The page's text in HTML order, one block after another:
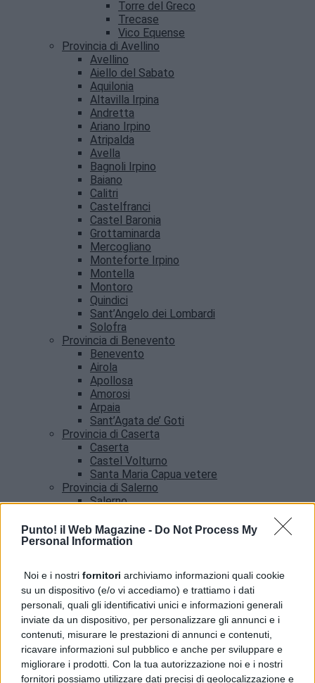
Punto! il Web Magazine - Do Not Process My
Personal Information
Noi e i nostri fornitori archiviamo informazioni quali cookie
su un dispositivo (e/o vi accediamo) e trattiamo i dati
personali, quali gli identificativi unici e informazioni generali
inviate da un dispositivo, per personalizzare gli annunci e i
contenuti, misurare le prestazioni di annunci e contenuti,
ricavare informazioni sul pubblico e anche per sviluppare e
migliorare i prodotti. Con la tua autorizzazione noi e i nostri
fornitori possiamo utilizzare dati precisi di geolocalizzazione e
Torre del Greco
Trecase
Vico Equense
Provincia di Avellino
Avellino
Aiello del Sabato
Aquilonia
Altavilla Irpina
Andretta
Ariano Irpino
Atripalda
Avella
Bagnoli Irpino
Baiano
Calitri
Castelfranci
Castel Baronia
Grottaminarda
Mercogliano
Monteforte Irpino
Montella
Montoro
Quindici
Sant’Angelo dei Lombardi
Solofra
Provincia di Benevento
Benevento
Airola
Apollosa
Amorosi
Arpaia
Sant’Agata de’ Goti
Provincia di Caserta
Caserta
Castel Volturno
Santa Maria Capua vetere
Provincia di Salerno
Salerno
Amalfi
Angri
Procida, truffa a un’anziana e si nasconde tra i
turisti: arrestato